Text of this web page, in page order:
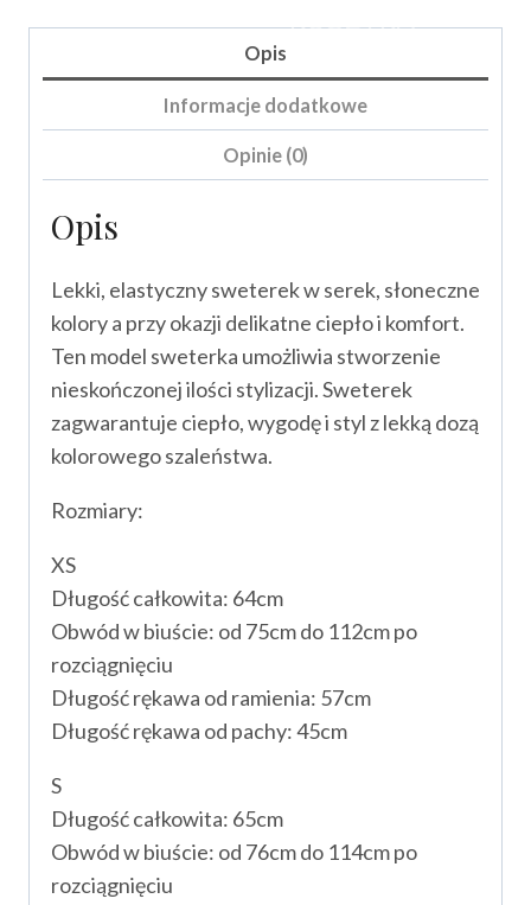
KOSZYKA
Opis
Informacje dodatkowe
Opinie (0)
Opis
Lekki, elastyczny sweterek w serek, słoneczne
kolory a przy okazji delikatne ciepło i komfort.
Ten model sweterka umożliwia stworzenie
nieskończonej ilości stylizacji. Sweterek
zagwarantuje ciepło, wygodę i styl z lekką dozą
kolorowego szaleństwa.
Rozmiary:
XS
Długość całkowita: 64cm
Obwód w biuście: od 75cm do 112cm po
rozciągnięciu
Długość rękawa od ramienia: 57cm
Długość rękawa od pachy: 45cm
S
Długość całkowita: 65cm
Obwód w biuście: od 76cm do 114cm po
rozciągnięciu